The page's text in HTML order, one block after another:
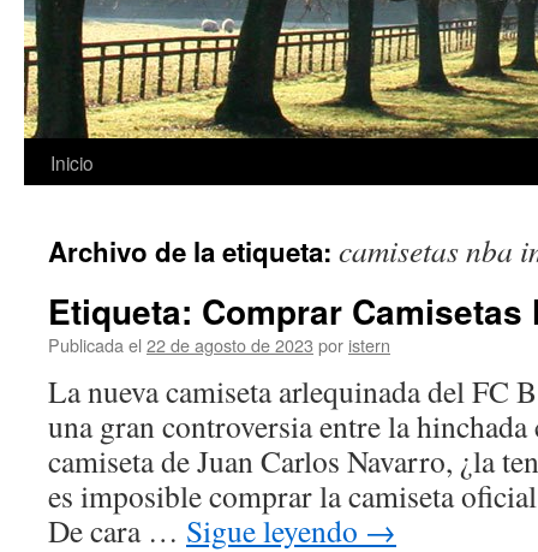
Saltar
contenido
Inicio
Archivo de la etiqueta: camisetas nba
Etiqueta: Comprar Camisetas
Publicada el 22 de agosto de 2023 por istern
La nueva camiseta arlequinada del FC
una gran controversia entre la
camiseta de Juan Carlos Navarro, ¿la
es imposible comprar la camiseta
De cara … Sigue leyendo →